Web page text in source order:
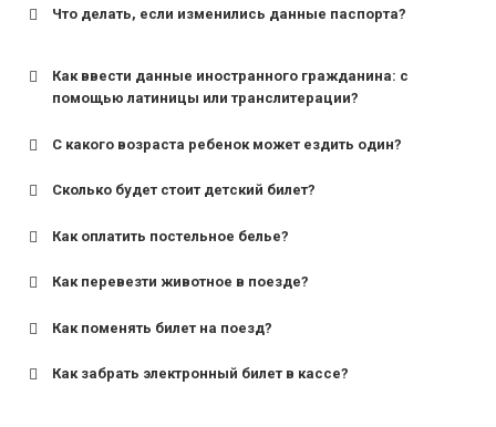
Что делать, если изменились данные паспорта?
Как ввести данные иностранного гражданина: с
помощью латиницы или транслитерации?
С какого возраста ребенок может ездить один?
для поездов дальнего следования — от 10 лет и
для пригородных поездов — от 7 лет.
Сколько будет стоит детский билет?
Как оплатить постельное белье?
Как перевезти животное в поезде?
Как поменять билет на поезд?
Как забрать электронный билет в кассе?